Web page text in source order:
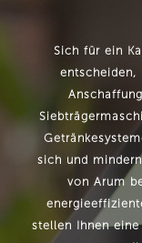
Sich für ein
entscheiden,
sich und
von Arum
stellen Ihnen